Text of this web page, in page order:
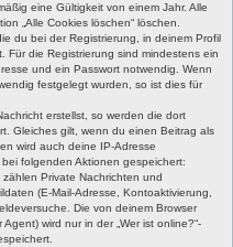
eine Gültigkeit von einem Jahr. Alle
„Alle Cookies löschen“ löschen.
du bei der Registrierung, in deinem Profil
Für die Registrierung sind mindestens ein
und ein Passwort notwendig. Wenn
festgelegt wurden, so ist dies für
erstellst, so werden die dort
Gleiches gilt, wenn du einen Beitrag als
wird auch deine IP-Adresse
folgenden Aktionen gespeichert:
Private Nachrichten und
(E-Mail-Adresse, Kontoaktivierung,
Die von deinem Browser
wird nur in der „Wer ist online?“-